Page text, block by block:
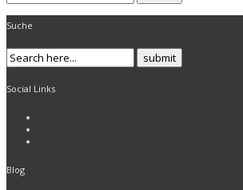
Suche
Social Links
Blog